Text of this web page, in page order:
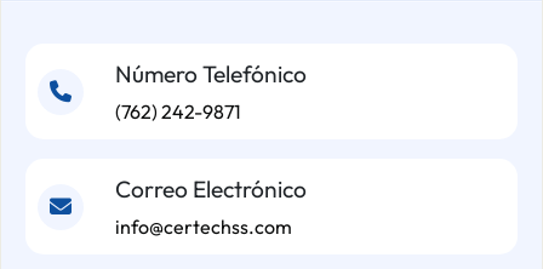
Número Telefónico
(762) 242-9871
Correo Electrónico
info@certechss.com